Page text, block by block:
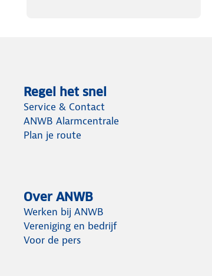
Regel het snel
Service & Contact
ANWB Alarmcentrale
Plan je route
Over ANWB
Werken bij ANWB
Vereniging en bedrijf
Voor de pers